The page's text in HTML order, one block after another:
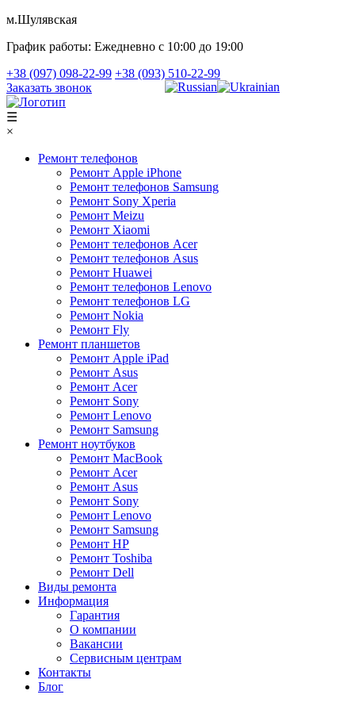
м.Шулявская
График работы: Ежедневно с 10:00 до 19:00
+38 (097) 098-22-99 +38 (093) 510-22-99
Заказать звонок
☰
×
Ремонт телефонов
Ремонт Apple iPhone
Ремонт телефонов Samsung
Ремонт Sony Xperia
Ремонт Meizu
Ремонт Xiaomi
Ремонт телефонов Acer
Ремонт телефонов Asus
Ремонт Huawei
Ремонт телефонов Lenovo
Ремонт телефонов LG
Ремонт Nokia
Ремонт Fly
Ремонт планшетов
Ремонт Apple iPad
Ремонт Asus
Ремонт Acer
Ремонт Sony
Ремонт Lenovo
Ремонт Samsung
Ремонт ноутбуков
Ремонт MacBook
Ремонт Acer
Ремонт Asus
Ремонт Sony
Ремонт Lenovo
Ремонт Samsung
Ремонт HP
Ремонт Toshiba
Ремонт Dell
Виды ремонта
Информация
Гарантия
О компании
Вакансии
Сервисным центрам
Контакты
Блог